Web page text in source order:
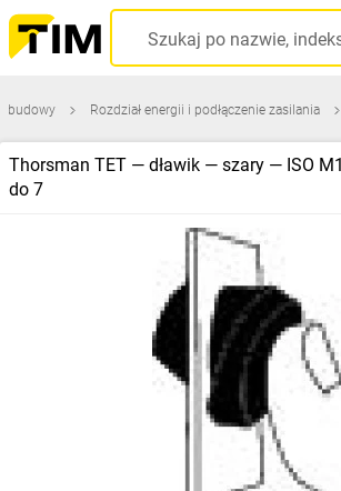
Rozdział energii i podłączenie zasilania
Thorsman TET — dławik — szary — ISO
do 7